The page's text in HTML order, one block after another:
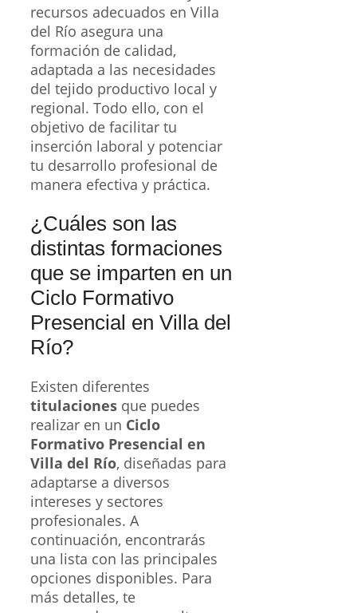
recursos adecuados en Villa
del Río asegura una
formación de calidad,
adaptada a las necesidades
del tejido productivo local y
regional. Todo ello, con el
objetivo de facilitar tu
inserción laboral y potenciar
tu desarrollo profesional de
manera efectiva y práctica.
¿Cuáles son las
distintas formaciones
que se imparten en un
Ciclo Formativo
Presencial en Villa del
Río?
Existen diferentes
titulaciones que puedes
realizar en un Ciclo
Formativo Presencial en
Villa del Río, diseñadas para
adaptarse a diversos
intereses y sectores
profesionales. A
continuación, encontrarás
una lista con las principales
opciones disponibles. Para
más detalles, te